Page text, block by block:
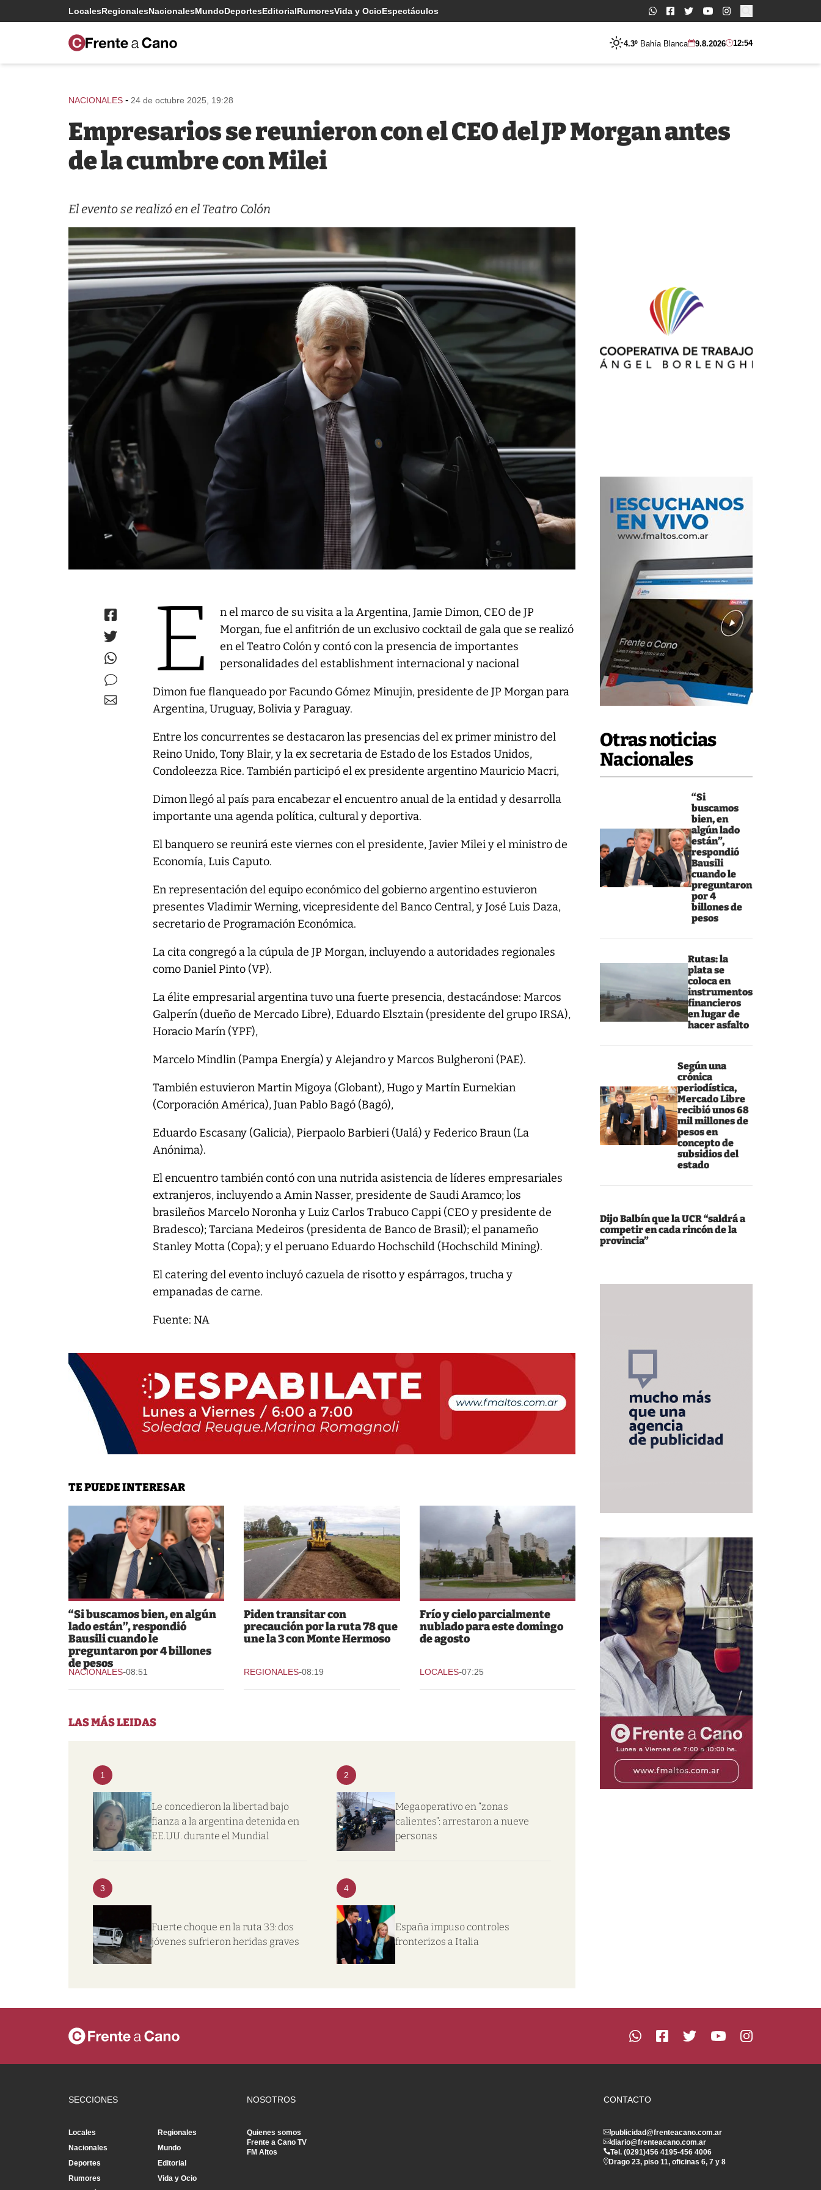
LocalesRegionalesNacionalesMundoDeportesEditorialRumoresVida y OcioEspectáculos Buscar:
4.3º Bahía Blanca 9.8.2026 12:54
Otras noticias
Nacionales
“Si
buscamos
bien, en
algún lado
están”,
respondió
Bausili
cuando le
preguntaron
por 4
billones de
pesos
Rutas: la
plata se
coloca en
instrumentos
financieros
en lugar de
hacer asfalto
Según una
crónica
periodística,
Mercado Libre
recibió unos 68
mil millones de
pesos en
concepto de
subsidios del
estado
Dijo Balbín que la UCR “saldrá a
competir en cada rincón de la
provincia”
NACIONALES - 24 de octubre 2025, 19:28
Empresarios se reunieron con el CEO del JP Morgan antes
de la cumbre con Milei
El evento se realizó en el Teatro Colón
E
n el marco de su visita a la Argentina, Jamie Dimon, CEO de JP
Morgan, fue el anfitrión de un exclusivo cocktail de gala que se realizó
en el Teatro Colón y contó con la presencia de importantes
personalidades del establishment internacional y nacional
Dimon fue flanqueado por Facundo Gómez Minujin, presidente de JP Morgan para
Argentina, Uruguay, Bolivia y Paraguay.
Entre los concurrentes se destacaron las presencias del ex primer ministro del
Reino Unido, Tony Blair, y la ex secretaria de Estado de los Estados Unidos,
Condoleezza Rice. También participó el ex presidente argentino Mauricio Macri,
Dimon llegó al país para encabezar el encuentro anual de la entidad y desarrolla
importante una agenda política, cultural y deportiva.
El banquero se reunirá este viernes con el presidente, Javier Milei y el ministro de
Economía, Luis Caputo.
En representación del equipo económico del gobierno argentino estuvieron
presentes Vladimir Werning, vicepresidente del Banco Central, y José Luis Daza,
secretario de Programación Económica.
La cita congregó a la cúpula de JP Morgan, incluyendo a autoridades regionales
como Daniel Pinto (VP).
La élite empresarial argentina tuvo una fuerte presencia, destacándose: Marcos
Galperín (dueño de Mercado Libre), Eduardo Elsztain (presidente del grupo IRSA),
Horacio Marín (YPF),
Marcelo Mindlin (Pampa Energía) y Alejandro y Marcos Bulgheroni (PAE).
También estuvieron Martin Migoya (Globant), Hugo y Martín Eurnekian
(Corporación América), Juan Pablo Bagó (Bagó),
Eduardo Escasany (Galicia), Pierpaolo Barbieri (Ualá) y Federico Braun (La
Anónima).
El encuentro también contó con una nutrida asistencia de líderes empresariales
extranjeros, incluyendo a Amin Nasser, presidente de Saudi Aramco; los
brasileños Marcelo Noronha y Luiz Carlos Trabuco Cappi (CEO y presidente de
Bradesco); Tarciana Medeiros (presidenta de Banco de Brasil); el panameño
Stanley Motta (Copa); y el peruano Eduardo Hochschild (Hochschild Mining).
El catering del evento incluyó cazuela de risotto y espárragos, trucha y
empanadas de carne.
Fuente: NA
TE PUEDE INTERESAR
“Si buscamos bien, en algún
lado están”, respondió
Bausili cuando le
preguntaron por 4 billones
de pesos
NACIONALES-08:51
Piden transitar con
precaución por la ruta 78 que
une la 3 con Monte Hermoso
REGIONALES-08:19
Frío y cielo parcialmente
nublado para este domingo
de agosto
LOCALES-07:25
LAS MÁS LEIDAS
1
Le concedieron la libertad bajo
fianza a la argentina detenida en
EE.UU. durante el Mundial
2
Megaoperativo en “zonas
calientes”: arrestaron a nueve
personas
3
Fuerte choque en la ruta 33: dos
jóvenes sufrieron heridas graves
4
España impuso controles
fronterizos a Italia
SECCIONES
Locales
Regionales
Nacionales
Mundo
Deportes
Editorial
Rumores
Vida y Ocio
NOSOTROS
Quienes somos
Frente a Cano TV
FM Altos
CONTACTO
publicidad@frenteacano.com.ar
diario@frenteacano.com.ar
Tel. (0291)456 4195-456 4006
Drago 23, piso 11, oficinas 6, 7 y 8